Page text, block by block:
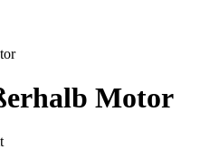
Motor